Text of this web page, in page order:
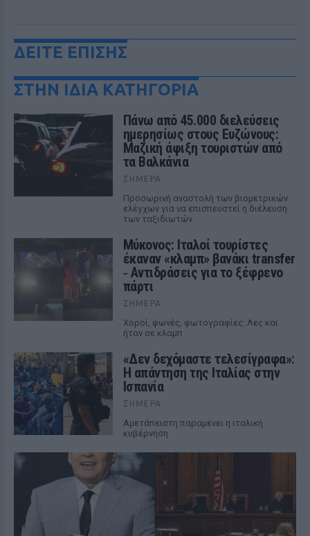
ΔΕΙΤΕ ΕΠΙΣΗΣ
ΣΤΗΝ ΙΔΙΑ ΚΑΤΗΓΟΡΙΑ
Πάνω από 45.000 διελεύσεις
ημερησίως στους Ευζώνους:
Μαζική άφιξη τουριστών από
τα Βαλκάνια
ΣΉΜΕΡΑ
Προσωρινή αναστολή των βιομετρικών
ελέγχων για να επισπευστεί η διέλευση
των ταξιδιωτών
Μύκονος: Ιταλοί τουρίστες
έκαναν «κλαμπ» βανάκι transfer
‑ Αντιδράσεις για το ξέφρενο
πάρτι
ΣΉΜΕΡΑ
Χοροί, φωνές, φωτογραφίες: Λες και
ήταν σε κλαμπ
«Δεν δεχόμαστε τελεσίγραφα»:
Η απάντηση της Ιταλίας στην
Ισπανία
ΣΉΜΕΡΑ
Αμετάπειστη παραμένει η ιταλική
κυβέρνηση